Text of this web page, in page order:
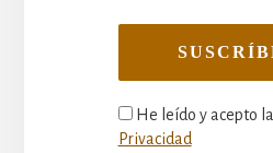
He leído y acepto la
Privacidad